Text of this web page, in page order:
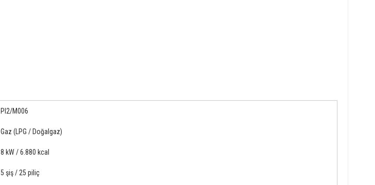
PI2/M006
Gaz (LPG / Doğalgaz)
8 kW / 6.880 kcal
5 şiş / 25 piliç